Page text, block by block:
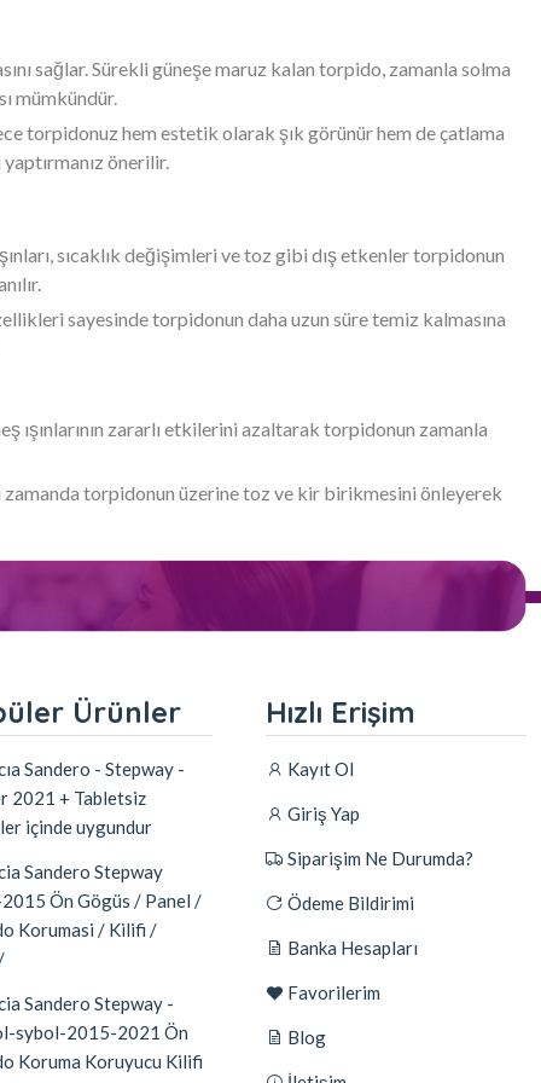
sağlar. Sürekli güneşe maruz kalan torpido, zamanla solma
mümkündür.
torpidonuz hem estetik olarak şık görünür hem de çatlama
önerilir.
sıcaklık değişimleri ve toz gibi dış etkenler torpidonun
sayesinde torpidonun daha uzun süre temiz kalmasına
ışınlarının zararlı etkilerini azaltarak torpidonun zamanla
zamanda torpidonun üzerine toz ve kir birikmesini önleyerek
Ürünler
Sandero - Stepway -
2021 + Tabletsiz
içinde uygundur
Sandero Stepway
Ön Gögüs / Panel /
Korumasi / Kilifi /
Sandero Stepway -
sybol-2015-2021 Ön
Koruma Koruyucu Kilifi
Hızlı Erişim
Kayıt Ol
Giriş Yap
Siparişim Ne Durumda?
Ödeme Bildirimi
Banka Hesapları
Favorilerim
Blog